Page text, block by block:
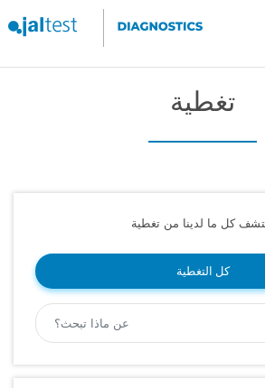
تغطية
كل ما لدينا من تغطية
كل التغطية